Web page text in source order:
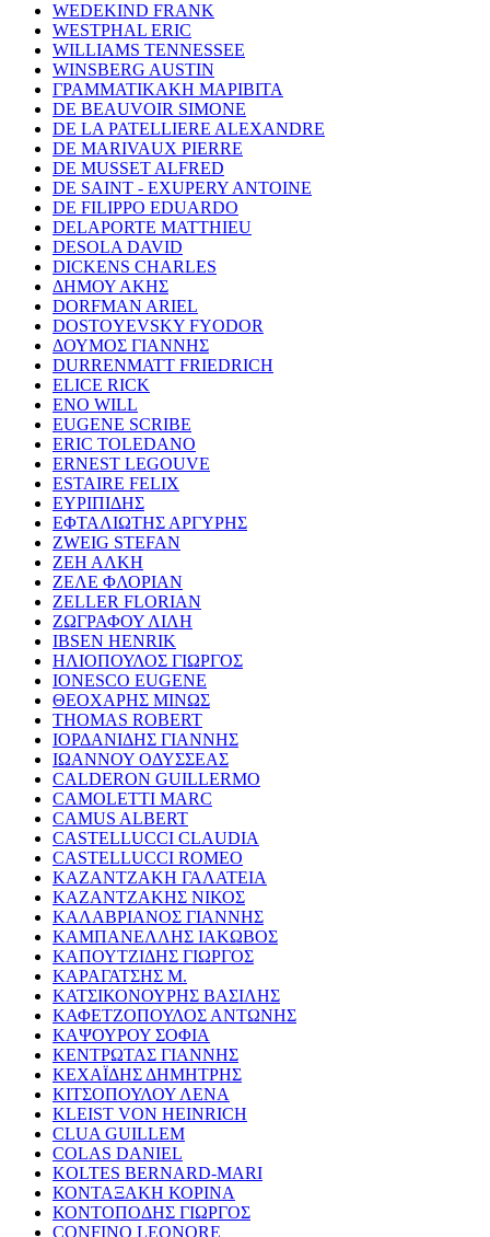
WEDEKIND FRANK
WESTPHAL ERIC
WILLIAMS TENNESSEE
WINSBERG AUSTIN
ΓΡΑΜΜΑΤΙΚΑΚΗ ΜΑΡΙΒΙΤΑ
DE BEAUVOIR SIMONE
DE LA PATELLIERE ALEXANDRE
DE MARIVAUX PIERRE
DE MUSSET ALFRED
DE SAINT - EXUPERY ANTOINE
DE FILIPPO EDUARDO
DELAPORTE MATTHIEU
DESOLA DAVID
DICKENS CHARLES
ΔΗΜΟΥ ΑΚΗΣ
DORFMAN ARIEL
DOSTOYEVSKY FYODOR
ΔΟΥΜΟΣ ΓΙΑΝΝΗΣ
DURRENMATT FRIEDRICH
ELICE RICK
ENO WILL
EUGENE SCRIBE
ERIC TOLEDANO
ERNEST LEGOUVE
ESTAIRE FELIX
ΕΥΡΙΠΙΔΗΣ
ΕΦΤΑΛΙΩΤΗΣ ΑΡΓΥΡΗΣ
ZWEIG STEFAN
ΖΕΗ ΑΛΚΗ
ΖΕΛΕ ΦΛΟΡΙΑΝ
ZELLER FLORIAN
ΖΩΓΡΑΦΟΥ ΛΙΛΗ
IBSEN HENRIK
ΗΛΙΟΠΟΥΛΟΣ ΓΙΩΡΓΟΣ
IONESCO EUGENE
ΘΕΟΧΑΡΗΣ ΜΙΝΩΣ
THOMAS ROBERT
ΙΟΡΔΑΝΙΔΗΣ ΓΙΑΝΝΗΣ
ΙΩΑΝΝΟΥ ΟΔΥΣΣΕΑΣ
CALDERON GUILLERMO
CAMOLETTI MARC
CAMUS ALBERT
CASTELLUCCI CLAUDIA
CASTELLUCCI ROMEO
ΚΑΖΑΝΤΖΑΚΗ ΓΑΛΑΤΕΙΑ
ΚΑΖΑΝΤΖΑΚΗΣ ΝΙΚΟΣ
ΚΑΛΑΒΡΙΑΝΟΣ ΓΙΑΝΝΗΣ
ΚΑΜΠΑΝΕΛΛΗΣ ΙΑΚΩΒΟΣ
ΚΑΠΟΥΤΖΙΔΗΣ ΓΙΩΡΓΟΣ
ΚΑΡΑΓΑΤΣΗΣ Μ.
ΚΑΤΣΙΚΟΝΟΥΡΗΣ ΒΑΣΙΛΗΣ
ΚΑΦΕΤΖΟΠΟΥΛΟΣ ΑΝΤΩΝΗΣ
ΚΑΨΟΥΡΟΥ ΣΟΦΙΑ
ΚΕΝΤΡΩΤΑΣ ΓΙΑΝΝΗΣ
ΚΕΧΑΪΔΗΣ ΔΗΜΗΤΡΗΣ
ΚΙΤΣΟΠΟΥΛΟΥ ΛΕΝΑ
KLEIST VON HEINRICH
CLUA GUILLEM
COLAS DANIEL
KOLTES BERNARD-MARI
ΚΟΝΤΑΞΑΚΗ ΚΟΡΙΝΑ
ΚΟΝΤΟΠΟΔΗΣ ΓΙΩΡΓΟΣ
CONFINO LEONORE